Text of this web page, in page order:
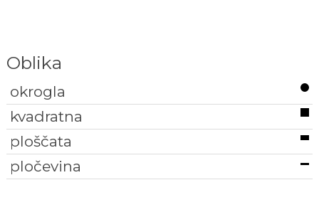
Oblika
okrogla
kvadratna
ploščata
pločevina